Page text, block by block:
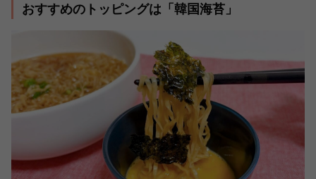
おすすめのトッピングは「韓国海苔」